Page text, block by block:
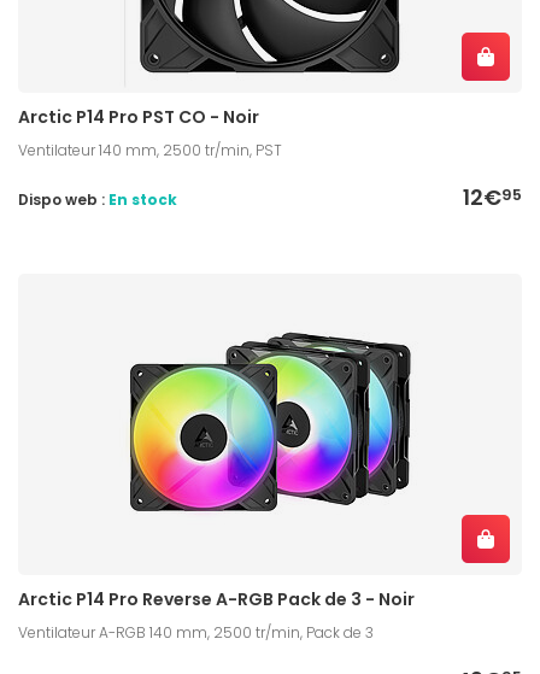
Arctic P14 Pro PST CO - Noir
Ventilateur 140 mm, 2500 tr/min, PST
12€95
Dispo web : En stock
Arctic P14 Pro Reverse A-RGB Pack de 3 - Noir
Ventilateur A-RGB 140 mm, 2500 tr/min, Pack de 3